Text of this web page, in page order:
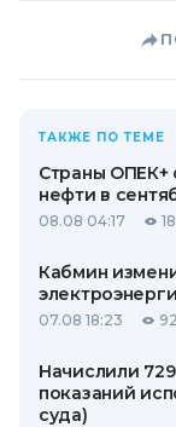
ТАКЖЕ ПО ТЕМЕ
Страны ОПЕК+
нефти в
08.08 04:17
Кабмин
07.08 18:23 92
Начислили
показаний
суда)